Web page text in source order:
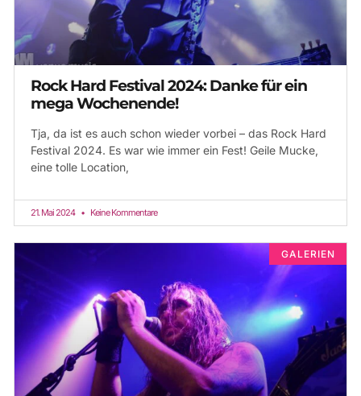
Rock Hard Festival 2024: Danke für ein
mega Wochenende!
Tja, da ist es auch schon wieder vorbei – das Rock Hard
Festival 2024. Es war wie immer ein Fest! Geile Mucke,
eine tolle Location,
21. Mai 2024 Keine Kommentare
GALERIEN